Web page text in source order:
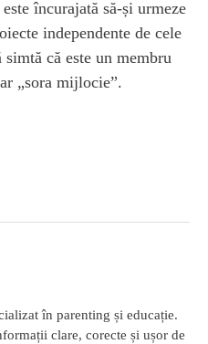
încurajată să-și urmeze
independente de cele
că este un membru
„sora mijlocie”.
în parenting și educație.
clare, corecte și ușor de